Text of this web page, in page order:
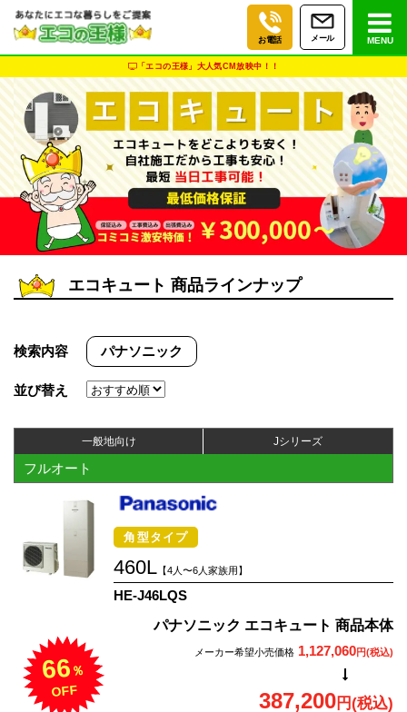
お電話 メール MENU
「エコの王様」大人気CM放映中！！
エコキュート 商品ラインナップ
検索内容 パナソニック
並び替え
一般地向け Jシリーズ
フルオート
角型タイプ
460L 【4人〜6人家族用】
HE-J46LQS
パナソニック エコキュート 商品本体
メーカー希望小売価格 1,127,060円(税込)
387,200円(税込)
66 ％
OFF